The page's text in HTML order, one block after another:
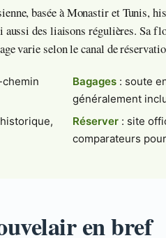
basée à Monastir et Tunis,
des liaisons régulières. Sa
varie selon le canal de
Bagages: soute
généralement
Réserver: site
comparateurs
en bref